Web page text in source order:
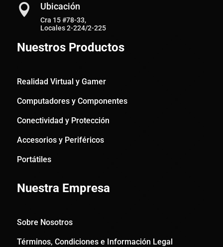
 Ubicación
Cra 15 #78-33,
Locales 2-224/2-225
Nuestros Productos
Realidad Virtual y Gamer
Computadores y Componentes
Conectividad y Protección
Accesorios y Periféricos
Portátiles
Nuestra Empresa
Sobre Nosotros
Términos, Condiciones e Información Legal